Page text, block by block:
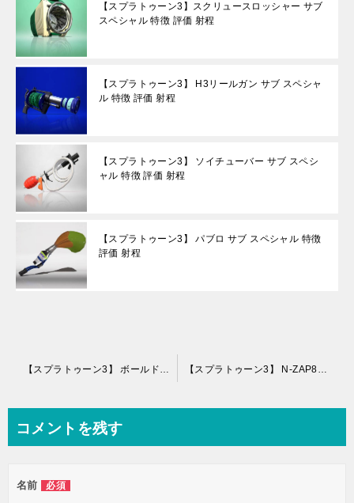
【スプラトゥーン3】スクリュースロッシャー サブ
スペシャル 特徴 評価 射程
【スプラトゥーン3】 H3リールガン サブ スペシャ
ル 特徴 評価 射程
【スプラトゥーン3】 ソイチューバー サブ スペシ
ャル 特徴 評価 射程
【スプラトゥーン3】 パブロ サブ スペシャル 特徴
評価 射程
ビ
ー
【スプラトゥーン3】 ボールドマーカーネオ サブ スペシャル 特徴 評価 射程 【スプラトゥーン3】 N-ZAP89（赤ザップ） サブ スペシャル 特徴 評価 射程
コメントを残す
名前 必須